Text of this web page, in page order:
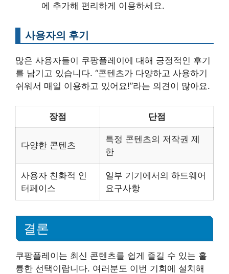
에 추가해 편리하게 이용하세요.
사용자의 후기
많은 사용자들이 쿠팡플레이에 대해 긍정적인 후기
를 남기고 있습니다. “콘텐츠가 다양하고 사용하기
쉬워서 매일 이용하고 있어요!”라는 의견이 많아요.
장점 단점
다양한 콘텐츠
특정 콘텐츠의 저작권 제
한
사용자 친화적 인
터페이스
일부 기기에서의 하드웨어
요구사항
결론
쿠팡플레이는 최신 콘텐츠를 쉽게 즐길 수 있는 훌
륭한 선택이랍니다. 여러분도 이번 기회에 설치해